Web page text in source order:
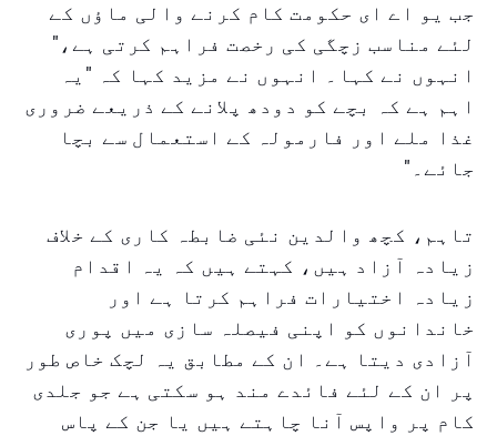
جب یو اے ای حکومت کام کرنے والی ماؤں کے
لئے مناسب زچگی کی رخصت فراہم کرتی ہے،"
انہوں نے کہا۔ انہوں نے مزید کہا کہ "یہ
اہم ہے کہ بچے کو دودھ پلانے کے ذریعے ضروری
غذا ملے اور فارمولہ کے استعمال سے بچا
جائے۔"
تاہم، کچھ والدین نئی ضابطہ کاری کے خلاف
زیادہ آزاد ہیں، کہتے ہیں کہ یہ اقدام
زیادہ اختیارات فراہم کرتا ہے اور
خاندانوں کو اپنی فیصلہ سازی میں پوری
آزادی دیتا ہے۔ ان کے مطابق یہ لچک خاص طور
پر ان کے لئے فائدے مند ہو سکتی ہے جو جلدی
کام پر واپس آنا چاہتے ہیں یا جن کے پاس